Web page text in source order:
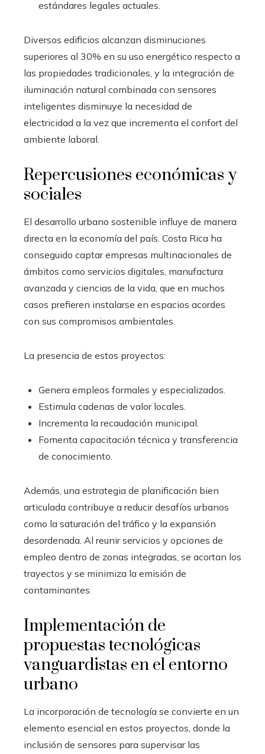
estándares legales actuales.
Diversos edificios alcanzan disminuciones
superiores al 30% en su uso energético respecto a
las propiedades tradicionales, y la integración de
iluminación natural combinada con sensores
inteligentes disminuye la necesidad de
electricidad a la vez que incrementa el confort del
ambiente laboral.
Repercusiones económicas y
sociales
El desarrollo urbano sostenible influye de manera
directa en la economía del país. Costa Rica ha
conseguido captar empresas multinacionales de
ámbitos como servicios digitales, manufactura
avanzada y ciencias de la vida, que en muchos
casos prefieren instalarse en espacios acordes
con sus compromisos ambientales.
La presencia de estos proyectos:
Genera empleos formales y especializados.
Estimula cadenas de valor locales.
Incrementa la recaudación municipal.
Fomenta capacitación técnica y transferencia
de conocimiento.
Además, una estrategia de planificación bien
articulada contribuye a reducir desafíos urbanos
como la saturación del tráfico y la expansión
desordenada. Al reunir servicios y opciones de
empleo dentro de zonas integradas, se acortan los
trayectos y se minimiza la emisión de
contaminantes.
Implementación de
propuestas tecnológicas
vanguardistas en el entorno
urbano
La incorporación de tecnología se convierte en un
elemento esencial en estos proyectos, donde la
inclusión de sensores para supervisar las